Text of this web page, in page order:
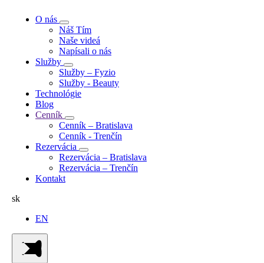
O nás
Náš Tím
Naše videá
Napísali o nás
Služby
Služby – Fyzio
Služby - Beauty
Technológie
Blog
Cenník
Cenník – Bratislava
Cenník - Trenčín
Rezervácia
Rezervácia – Bratislava
Rezervácia – Trenčín
Kontakt
sk
EN